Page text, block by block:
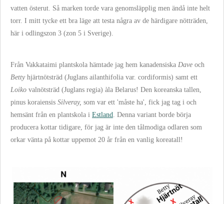
vatten österut. Så marken torde vara genomsläpplig men ändå inte helt
torr. I mitt tycke ett bra läge att testa några av de härdigare nötträden,
här i odlingszon 3 (zon 5 i Sverige).
Från Vakkataimi plantskola hämtade jag hem kanadensiska Dave och
Betty hjärtnötsträd (Juglans ailanthifolia var. cordiformis) samt ett
Loiko valnötsträd (Juglans regia) àla Belarus! Den koreanska tallen,
pinus koraiensis Silveray, som var ett 'måste ha', fick jag tag i och
hemsänt från en plantskola i Estland . Denna variant borde börja
producera kottar tidigare, för jag är inte den tålmodiga odlaren som
orkar vänta på kottar uppemot 20 år från en vanlig koreatall!